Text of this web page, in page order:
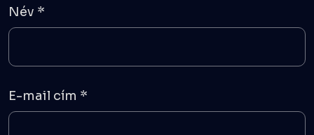
Név *
E-mail cím *